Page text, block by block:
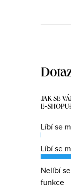
JAK SE
E-
Líbí se
Líbí se
Nelíbí
funkce